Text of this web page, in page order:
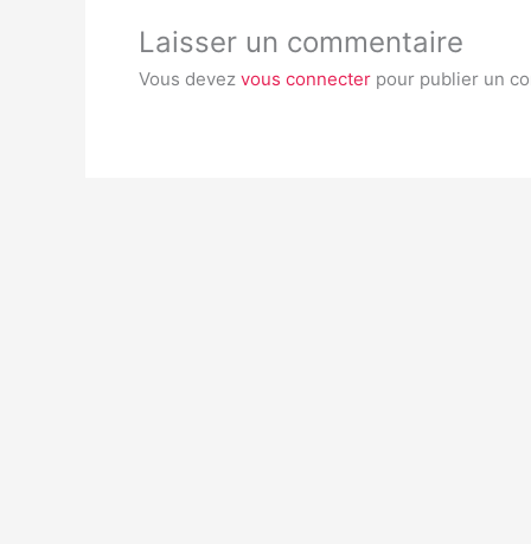
Laisser un commentaire
Vous devez vous connecter pour publier un